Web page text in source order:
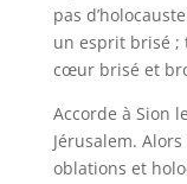
pas
un esprit brisé ;
cœur brisé et
Accorde à Sion
Jérusalem.
oblations et